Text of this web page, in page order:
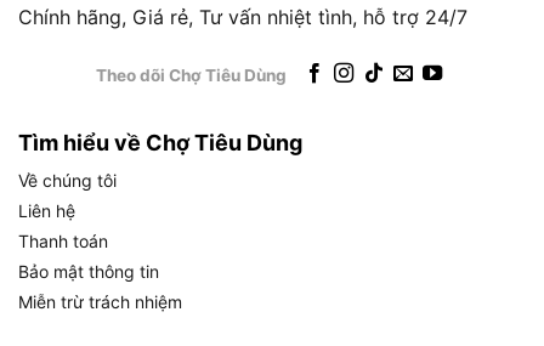
Chợ Tiêu Dùng
Tiêu Dùng hiện đang được phân bổ vô cùng đa dạng,
đáp ứng trọn vẹn từ nhu cầu bơm đẩy cao sinh hoạt
cho gia đình đến các dòng bơm tăng áp và bơm chìm
chuyên dụng.
Dưới đây là thông tin chi tiết của các sản phẩm:
Chính hãng, Giá rẻ, Tư vấn nhiệt tình, hỗ trợ 24/7
Theo dõi Chợ Tiêu Dùng
Tìm hiểu về Chợ Tiêu Dùng
Về chúng tôi
Liên hệ
Thanh toán
Bảo mật thông tin
Miễn trừ trách nhiệm